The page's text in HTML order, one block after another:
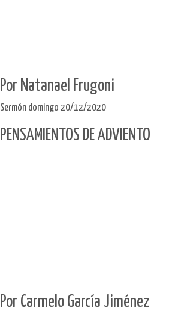
Por Natanael Frugoni
Sermón domingo 20/12/2020
PENSAMIENTOS DE ADVIENTO
Por Carmelo García Jiménez